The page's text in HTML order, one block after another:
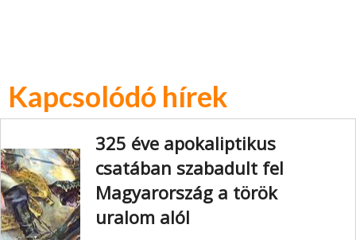
Kapcsolódó hírek
325 éve apokaliptikus
csatában szabadult fel
Magyarország a török
uralom alól